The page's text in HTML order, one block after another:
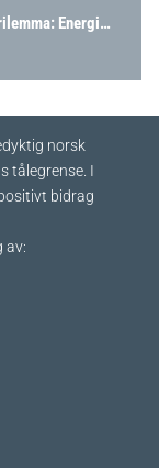
Arendalsuka:Batterier i Europas trilemma: Energisikkerhet, konkurransekraft og bærekraft (Battery Norway-arrangement)
norsk
tålegrense. I
bidrag
av: